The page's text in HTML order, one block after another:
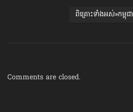
ពិគ្រោះទាំងអស់»កម្ពុជា
Comments are closed.